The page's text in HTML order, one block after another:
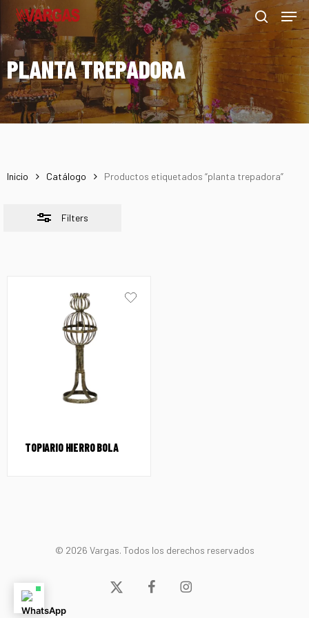
Skip
main
content
search
Menu
PLANTA TREPADORA
Inicio Catálogo Productos etiquetados “planta trepadora”
Filters
Close
Filters
TOPIARIO HIERRO BOLA
© 2026 Vargas. Todos los derechos reservados
x-
facebookinstagram
Menu